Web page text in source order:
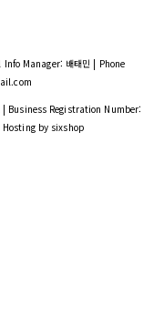
Manager: 배태민 | Phone
| Business Registration Number:
by sixshop